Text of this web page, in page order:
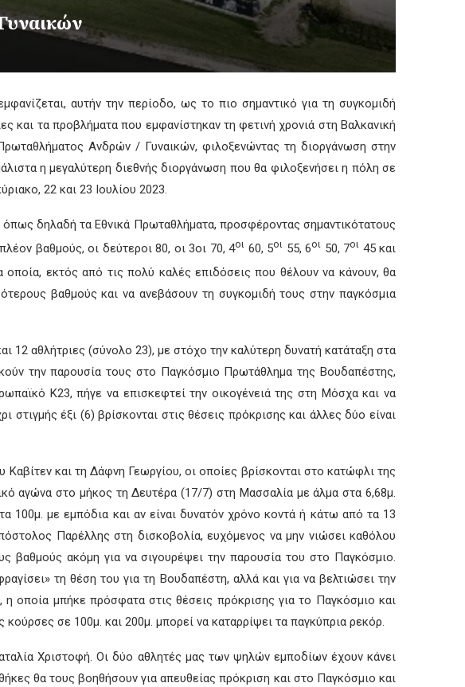
αυτήν την περίοδο, ως το πιο σημαντικό για τη συγκομιδή
και τα προβλήματα που εμφανίστηκαν τη φετινή χρονιά στη Βαλκανική
Ανδρών / Γυναικών, φιλοξενώντας τη διοργάνωση στην
η μεγαλύτερη διεθνής διοργάνωση που θα φιλοξενήσει η πόλη σε
22 και 23 Ιουλίου 2023.
δηλαδή τα Εθνικά Πρωταθλήματα, προσφέροντας σημαντικότατους
βαθμούς, οι δεύτεροι 80, οι 3οι 70, 4οι 60, 5οι 55, 6οι 50, 7οι 45 και
οποία, εκτός από τις πολύ καλές επιδόσεις που θέλουν να κάνουν, θα
βαθμούς και να ανεβάσουν τη συγκομιδή τους στην παγκόσμια
αθλήτριες (σύνολο 23), με στόχο την καλύτερη δυνατή κατάταξη στα
την παρουσία τους στο Παγκόσμιο Πρωτάθλημα της Βουδαπέστης,
Κ23, πήγε να επισκεφτεί την οικογένειά της στη Μόσχα και να
στιγμής έξι (6) βρίσκονται στις θέσεις πρόκρισης και άλλες δύο είναι
και τη Δάφνη Γεωργίου, οι οποίες βρίσκονται στο κατώφλι της
αγώνα στο μήκος τη Δευτέρα (17/7) στη Μασσαλία με άλμα στα 6,68μ.
100μ. με εμπόδια και αν είναι δυνατόν χρόνο κοντά ή κάτω από τα 13
Παρέλλης στη δισκοβολία, ευχόμενος να μην νιώσει καθόλου
βαθμούς ακόμη για να σιγουρέψει την παρουσία του στο Παγκόσμιο.
τη θέση του για τη Βουδαπέστη, αλλά και για να βελτιώσει την
οποία μπήκε πρόσφατα στις θέσεις πρόκρισης για το Παγκόσμιο και
σε 100μ. και 200μ. μπορεί να καταρρίψει τα παγκύπρια ρεκόρ.
Χριστοφή. Οι δύο αθλητές μας των ψηλών εμποδίων έχουν κάνει
θα τους βοηθήσουν για απευθείας πρόκριση και στο Παγκόσμιο και